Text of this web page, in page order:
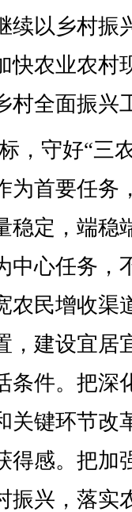
续以乡村振
快农业农村
村全面振兴
，守好“三
为首要任务
稳定，端稳
中心任务，
农民增收渠
，建设宜居
条件。把深
关键环节改
得感。把加
振兴，落实